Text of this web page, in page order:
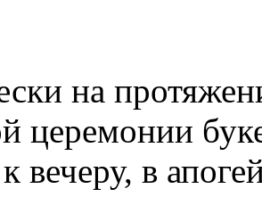
на
церемонии
вечеру, в